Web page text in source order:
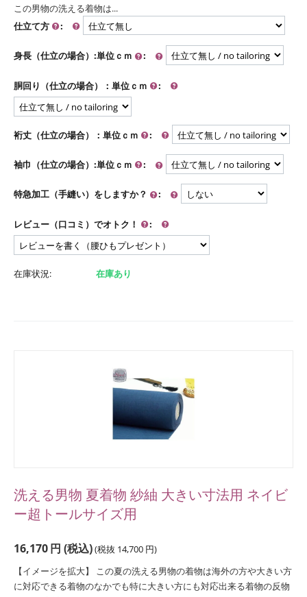
この男物の洗える着物は...
仕立て方
:
身長（仕立の場合）:単位ｃｍ :
胴回り（仕立の場合）：単位ｃｍ :
裄丈（仕立の場合）：単位ｃｍ :
袖巾（仕立の場合）:単位ｃｍ :
特急加工（手縫い）をしますか？ :
レビュー（口コミ）でオトク！ :
在庫状況: 在庫あり
洗える男物 夏着物 紗紬 大きい寸法用 ネイビ
ー超トールサイズ用
16,170円 (税込)(税抜 14,700 円)
【イメージを拡大】 この夏の洗える男物の着物は海外の方や大きい方
に対応できる着物のなかでも特に大きい方にも対応出来る着物の反物